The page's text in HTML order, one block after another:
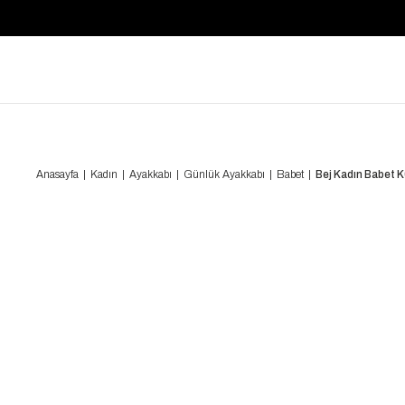
Anasayfa Kadın Ayakkabı Günlük Ayakkabı Babet Bej Kadın Babet